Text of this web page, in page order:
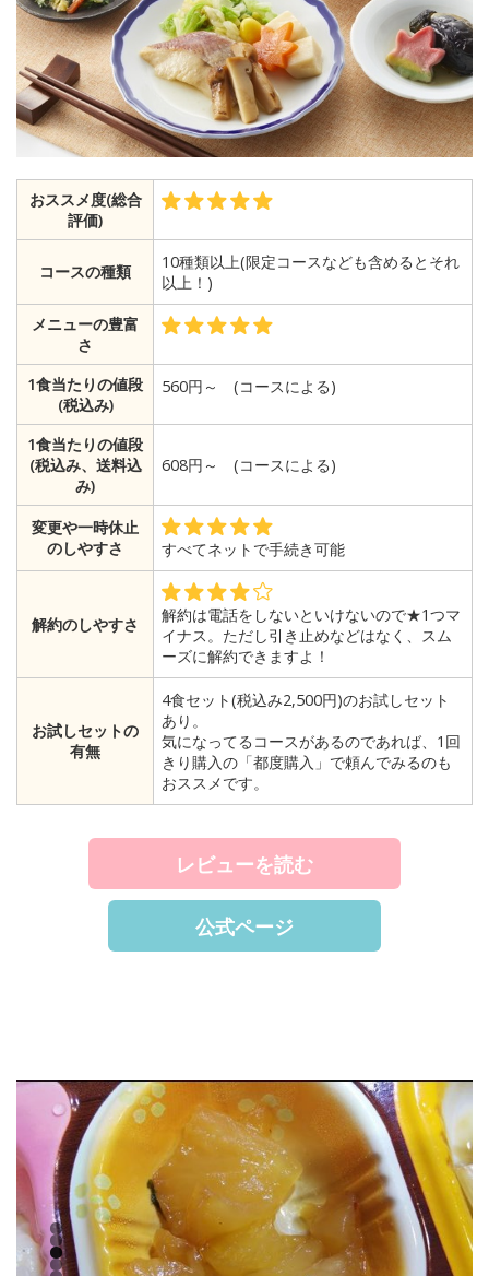
おススメ度(総合
評価)
コースの種類
10種類以上(限定コースなども含めるとそれ
以上！)
メニューの豊富
さ
1食当たりの値段
(税込み)
560円～ (コースによる)
1食当たりの値段
(税込み、送料込
み)
608円～ (コースによる)
変更や一時休止
のしやすさ
すべてネットで手続き可能
解約のしやすさ
解約は電話をしないといけないので★1つマ
イナス。ただし引き止めなどはなく、スム
ーズに解約できますよ！
お試しセットの
有無
4食セット(税込み2,500円)のお試しセット
あり。
気になってるコースがあるのであれば、1回
きり購入の「都度購入」で頼んでみるのも
おススメです。
レビューを読む
公式ページ